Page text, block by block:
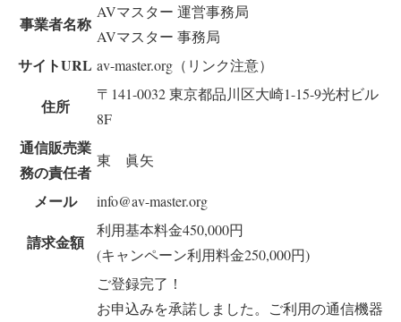
事業者名称
AVマスター 運営事務局
AVマスター 事務局
サイトURL av-master.org（リンク注意）
住所
〒141-0032 東京都品川区大崎1-15-9光村ビル
8F
通信販売業
務の責任者
東 眞矢
メール info@av-master.org
請求金額
利用基本料金450,000円
(キャンペーン利用料金250,000円)
ご登録完了！
お申込みを承諾しました。ご利用の通信機器